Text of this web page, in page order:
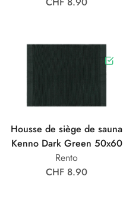
Housse de siège de sauna
Kenno Dark Green 50x60
Rento
CHF 8.90